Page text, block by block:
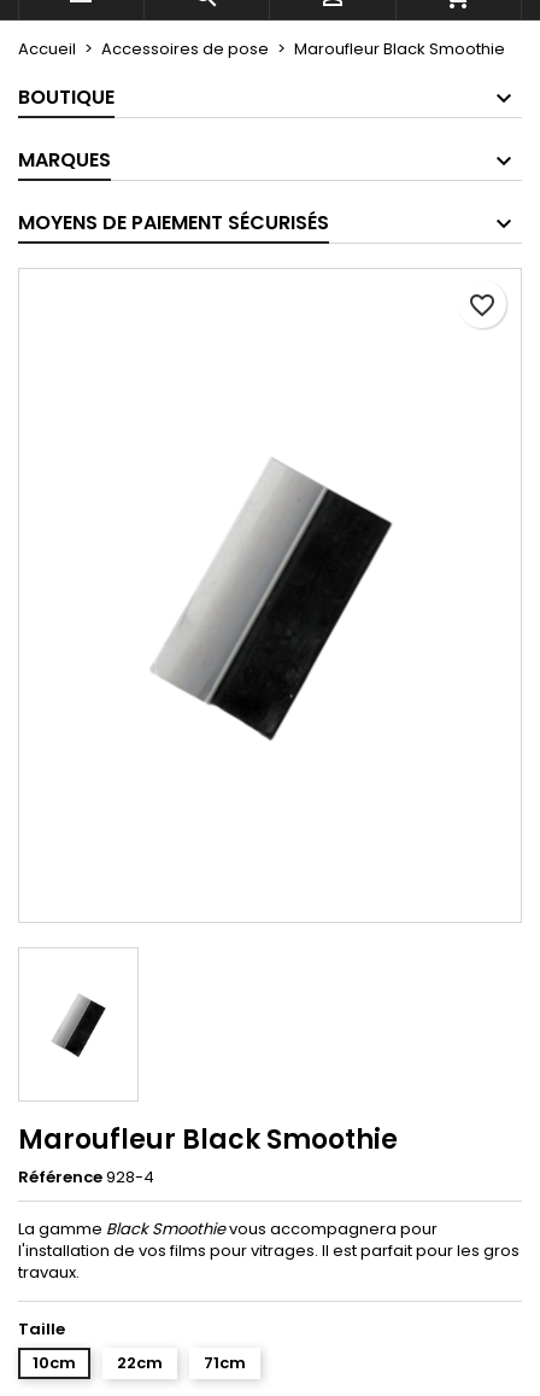
Accueil Accessoires de pose Maroufleur Black Smoothie
BOUTIQUE
MARQUES
MOYENS DE PAIEMENT SÉCURISÉS
Maroufleur Black Smoothie
Référence928-4
La gamme Black Smoothievous accompagnera pour
l'installation de vos films pour vitrages. Il est parfait pour les gros
travaux.
Taille
10cm
22cm 71cm
favorite_border